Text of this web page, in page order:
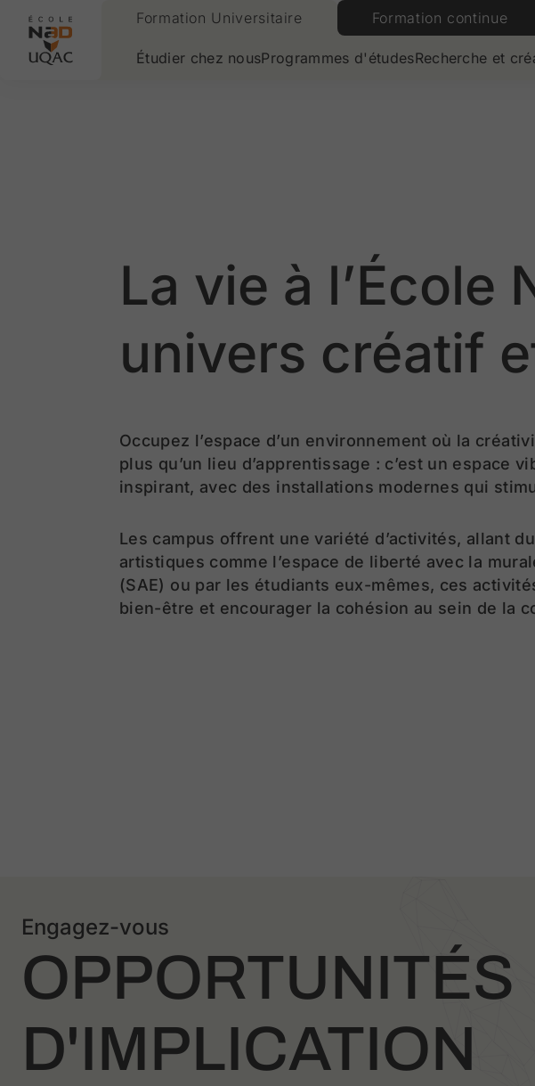
Aller à la page daccueil
Formation Universitaire Formation continue
Étudier chez nousProgrammes d'étudesRecherche et
La vie à l’École
univers créatif
Occupez l’espace d’un environnement où la
plus qu’un lieu d’apprentissage : c’est un espace
inspirant, avec des installations modernes qui
Les campus offrent une variété d’activités, allant
artistiques comme l’espace de liberté avec la
(SAE) ou par les étudiants eux-mêmes, ces
bien-être et encourager la cohésion au sein de la
Engagez-vous
OPPORTUNITÉS
D'IMPLICATION